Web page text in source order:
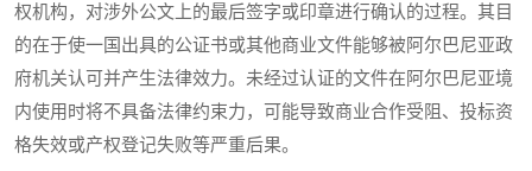
权机构，对涉外公文上的最后签字或印章进行确认的过程。其目
的在于使一国出具的公证书或其他商业文件能够被阿尔巴尼亚政
府机关认可并产生法律效力。未经过认证的文件在阿尔巴尼亚境
内使用时将不具备法律约束力，可能导致商业合作受阻、投标资
格失效或产权登记失败等严重后果。